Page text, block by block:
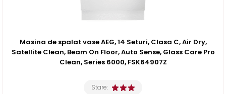
Masina de spalat vase AEG, 14 Seturi, Clasa C, Air Dry,
Satellite Clean, Beam On Floor, Auto Sense, Glass Care Pro
Clean, Series 6000, FSK64907Z
Stare: